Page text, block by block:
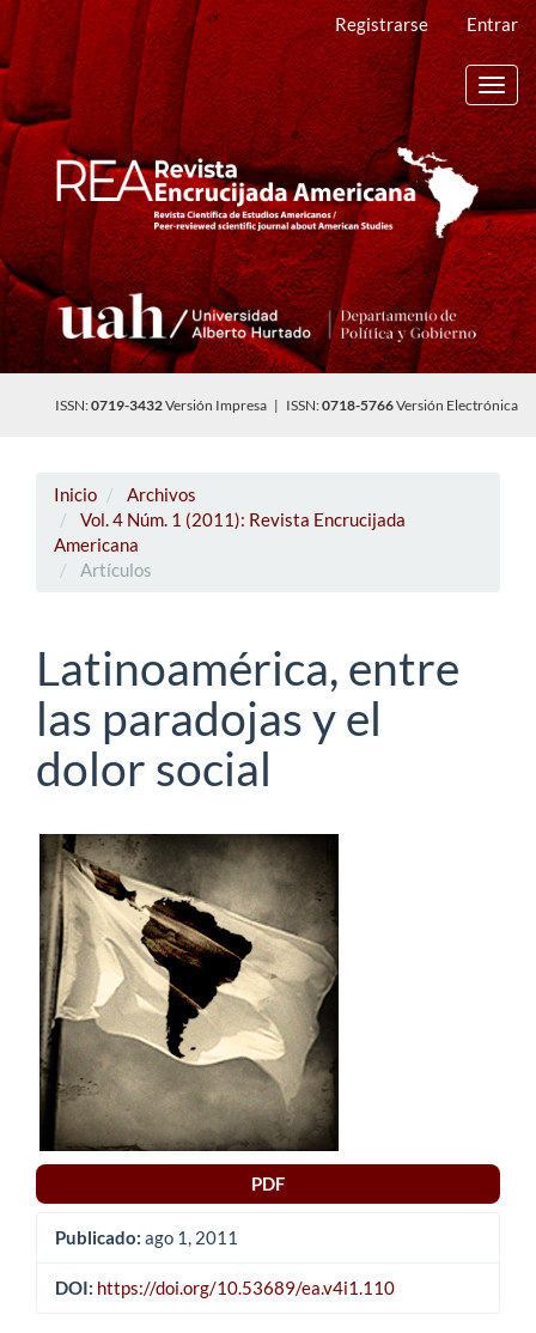
Navegación
principal
Contenido
principal
Barra
lateral
Registrarse Entrar
ISSN:0719-3432Versión Impresa | ISSN:0718-5766Versión Electrónica
Inicio
Archivos
Vol. 4 Núm. 1 (2011): Revista Encrucijada
Americana
Artículos
Latinoamérica, entre
las paradojas y el
dolor social
Barra
lateral
del
artículo
PDF
Publicado: ago 1, 2011
DOI: https://doi.org/10.53689/ea.v4i1.110